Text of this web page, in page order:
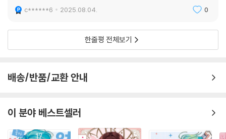
c******6 2025.08.04. 0
한줄평 전체보기
배송/반품/교환 안내
이 분야 베스트셀러